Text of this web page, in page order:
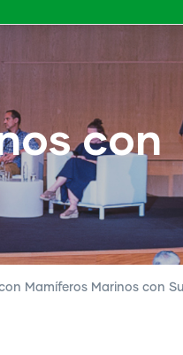
con
Mamíferos Marinos con